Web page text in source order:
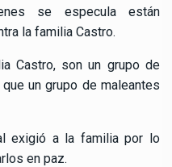
se especula están
la familia Castro.
Castro, son un grupo de
un grupo de maleantes
exigió a la familia por lo
en paz.